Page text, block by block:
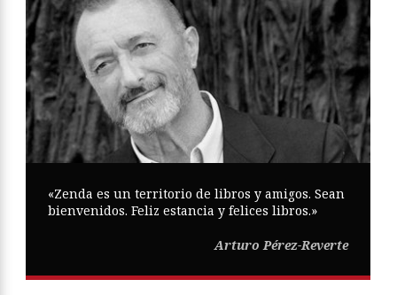
«Zenda es un territorio de libros y amigos. Sean
bienvenidos. Feliz estancia y felices libros.»
Arturo Pérez-Reverte